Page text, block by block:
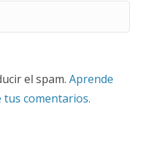
el spam. Aprende
tus comentarios.